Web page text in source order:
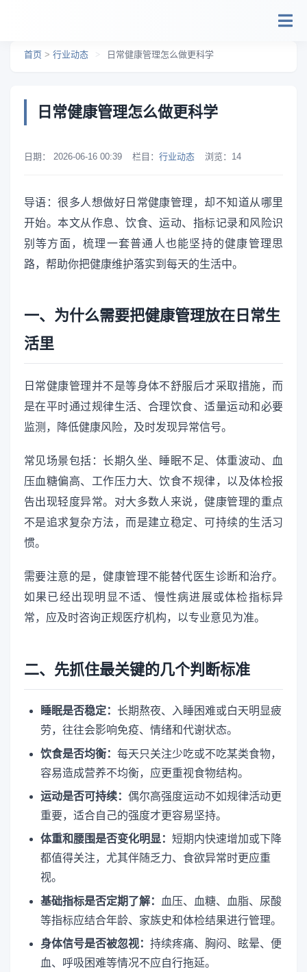
首页 > 行业动态 > 日常健康管理怎么做更科学
日常健康管理怎么做更科学
日期： 2026-06-16 00:39 栏目： 行业动态 浏览： 14
导语：很多人想做好日常健康管理，却不知道从哪里
开始。本文从作息、饮食、运动、指标记录和风险识
别等方面，梳理一套普通人也能坚持的健康管理思
路，帮助你把健康维护落实到每天的生活中。
一、为什么需要把健康管理放在日常生
活里
日常健康管理并不是等身体不舒服后才采取措施，而
是在平时通过规律生活、合理饮食、适量运动和必要
监测，降低健康风险，及时发现异常信号。
常见场景包括：长期久坐、睡眠不足、体重波动、血
压血糖偏高、工作压力大、饮食不规律，以及体检报
告出现轻度异常。对大多数人来说，健康管理的重点
不是追求复杂方法，而是建立稳定、可持续的生活习
惯。
需要注意的是，健康管理不能替代医生诊断和治疗。
如果已经出现明显不适、慢性病进展或体检指标异
常，应及时咨询正规医疗机构，以专业意见为准。
二、先抓住最关键的几个判断标准
睡眠是否稳定： 长期熬夜、入睡困难或白天明显疲
劳，往往会影响免疫、情绪和代谢状态。
饮食是否均衡： 每天只关注少吃或不吃某类食物，
容易造成营养不均衡，应更重视食物结构。
运动是否可持续： 偶尔高强度运动不如规律活动更
重要，适合自己的强度才更容易坚持。
体重和腰围是否变化明显： 短期内快速增加或下降
都值得关注，尤其伴随乏力、食欲异常时更应重
视。
基础指标是否定期了解：
血压、血糖、血脂、尿酸
等指标应结合年龄、家族史和体检结果进行管理。
身体信号是否被忽视： 持续疼痛、胸闷、眩晕、便
血、呼吸困难等情况不应自行拖延。